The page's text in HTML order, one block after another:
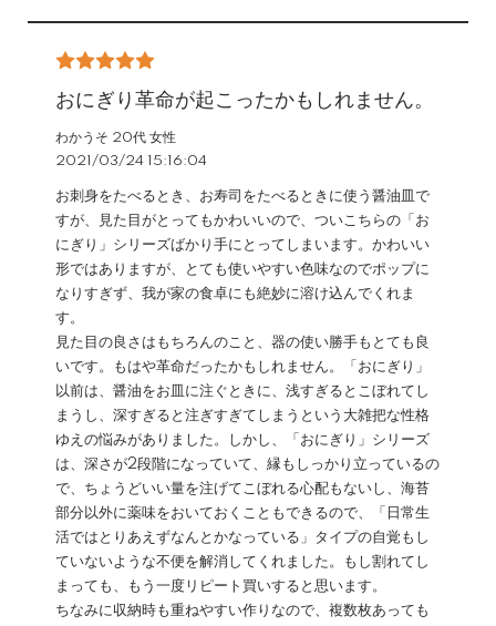
おにぎり革命が起こったかもしれません。
わかうそ 20代 女性
2021/03/24 15:16:04
お刺身をたべるとき、お寿司をたべるときに使う醤油皿で
すが、見た目がとってもかわいいので、ついこちらの「お
にぎり」シリーズばかり手にとってしまいます。かわいい
形ではありますが、とても使いやすい色味なのでポップに
なりすぎず、我が家の食卓にも絶妙に溶け込んでくれま
す。
見た目の良さはもちろんのこと、器の使い勝手もとても良
いです。もはや革命だったかもしれません。「おにぎり」
以前は、醤油をお皿に注ぐときに、浅すぎるとこぼれてし
まうし、深すぎると注ぎすぎてしまうという大雑把な性格
ゆえの悩みがありました。しかし、「おにぎり」シリーズ
は、深さが2段階になっていて、縁もしっかり立っているの
で、ちょうどいい量を注げてこぼれる心配もないし、海苔
部分以外に薬味をおいておくこともできるので、「日常生
活ではとりあえずなんとかなっている」タイプの自覚もし
ていないような不便を解消してくれました。もし割れてし
まっても、もう一度リピート買いすると思います。
ちなみに収納時も重ねやすい作りなので、複数枚あっても